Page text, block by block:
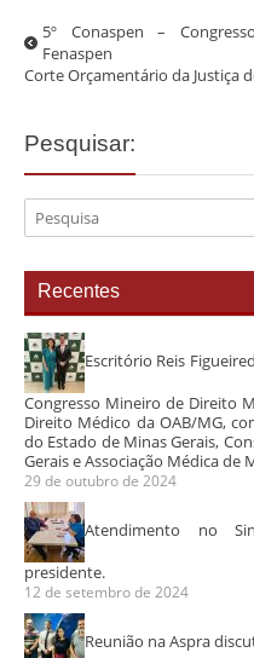
5º Conaspen –
Fenaspen
Corte Orçamentário da Justiça
Pesquisar:
Recentes
Escritório Reis
Congresso Mineiro de Direito
Direito Médico da OAB/MG,
do Estado de Minas Gerais,
Gerais e Associação Médica de
29 de outubro de 2024
Atendimento no
presidente.
12 de setembro de 2024
Reunião na Aspra